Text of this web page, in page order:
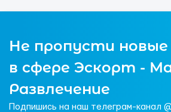
Не пропусти новые
в сфере Эскорт -
Развлечение
Подпишись на наш телеграм-канал